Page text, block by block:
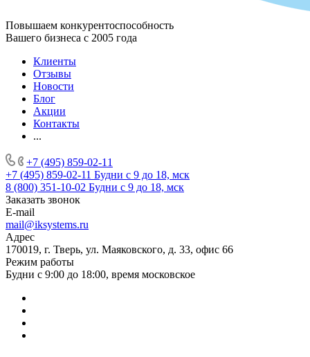
Повышаем конкурентоспособность
Вашего бизнеса с 2005 года
Клиенты
Отзывы
Новости
Блог
Акции
Контакты
...
+7 (495) 859-02-11
+7 (495) 859-02-11 Будни с 9 до 18, мск
8 (800) 351-10-02 Будни с 9 до 18, мск
Заказать звонок
E-mail
mail@iksystems.ru
Адрес
170019, г. Тверь, ул. Маяковского, д. 33, офис 66
Режим работы
Будни с 9:00 до 18:00, время московское